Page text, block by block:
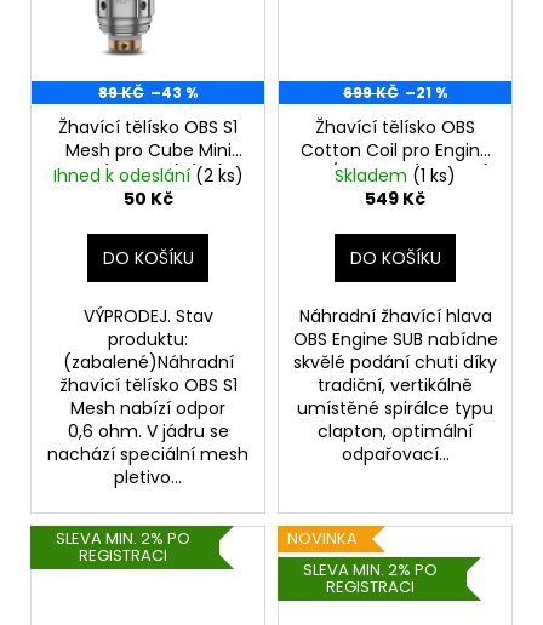
89 KČ –43 %
Žhavící tělísko OBS S1
Mesh pro Cube Mini
Tank (0,6ohm) (1ks) -
VÝPRODEJ.
Ihned k odeslání (2 ks)
50 Kč
DO KOŠÍKU
VÝPRODEJ. Stav
produktu:
(zabalené)Náhradní
žhavící tělísko OBS S1
Mesh nabízí odpor
0,6 ohm. V jádru se
nachází speciální mesh
pletivo...
699 KČ –21 %
Žhavící tělísko OBS
Cotton Coil pro Engine
SUB/SUB Mini (0,3ohm)
(3ks)
Skladem (1 ks)
549 Kč
DO KOŠÍKU
Náhradní žhavící hlava
OBS Engine SUB nabídne
skvělé podání chuti díky
tradiční, vertikálně
umístěné spirálce typu
clapton, optimální
odpařovací...
SLEVA MIN. 2% PO
REGISTRACI
NOVINKA
SLEVA MIN. 2% PO
REGISTRACI
PINEAPPLE
(ANANAS
S
BROSKVÍ
MANGEM)